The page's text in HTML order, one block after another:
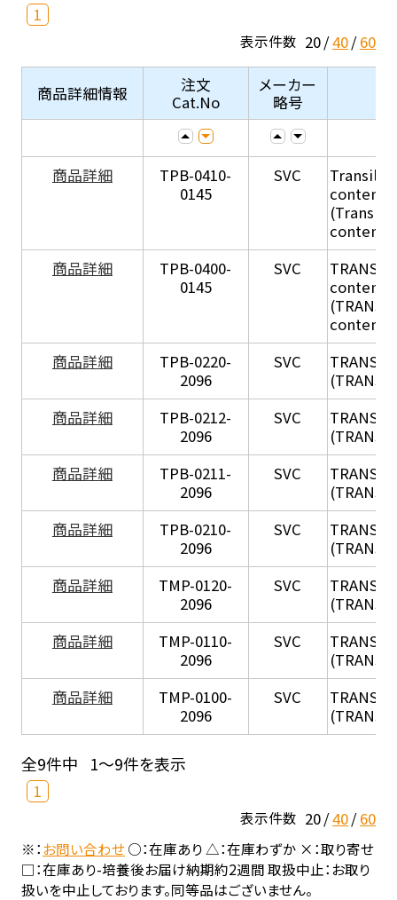
1
表示件数 20 40 60
商品詳細情報
注文
Cat.No
メーカー
略号
商品詳細
TPB-0410-
0145
SVC
Transil
content
(Transil
content
商品詳細
TPB-0400-
0145
SVC
content
content
商品詳細
TPB-0220-
2096
SVC TRANSIL
商品詳細
TPB-0212-
2096
SVC TRANSIL
商品詳細
TPB-0211-
2096
SVC TRANSIL
商品詳細
TPB-0210-
2096
SVC TRANSIL
商品詳細
TMP-0120-
2096
SVC TRANSIL
商品詳細
TMP-0110-
2096
SVC TRANSIL
商品詳細
TMP-0100-
2096
SVC TRANSIL
全9件中 1～9件を表示
1
表示件数 20 40 60
※：お問い合わせ○：在庫あり △：在庫わずか ×：取り寄せ
□：在庫あり-培養後お届け納期約2週間 取扱中止：お取り
扱いを中止しております。同等品はございません。